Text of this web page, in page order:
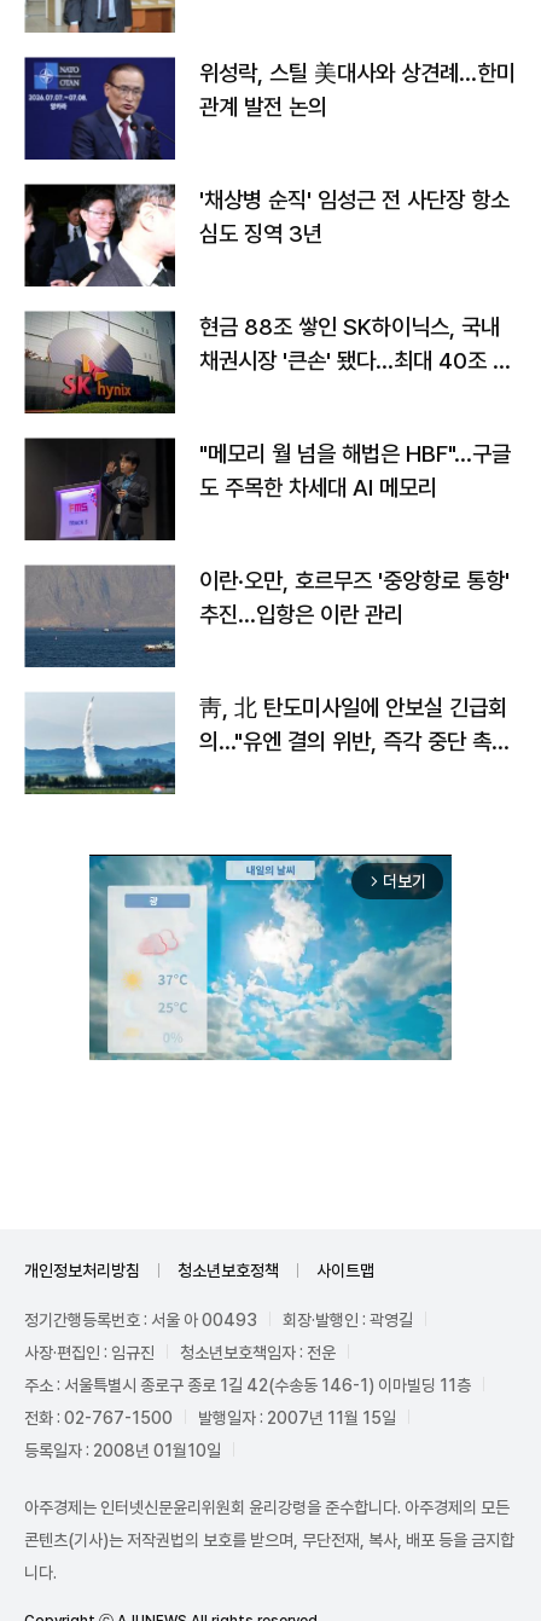
위성락, 스틸 美대사와 상견례…한미
관계 발전 논의
'채상병 순직' 임성근 전 사단장 항소
심도 징역 3년
현금 88조 쌓인 SK하이닉스, 국내
채권시장 '큰손' 됐다…최대 40조 투
"메모리 월 넘을 해법은 HBF"…구글
도 주목한 차세대 AI 메모리
이란·오만, 호르무즈 '중앙항로 통항'
추진…입항은 이란 관리
靑, 北 탄도미사일에 안보실 긴급회
의…"유엔 결의 위반, 즉각 중단 촉
arrow_forward_ios 더보기
개인정보처리방침 청소년보호정책 사이트맵
정기간행등록번호 : 서울 아 00493
회장·발행인 : 곽영길
사장·편집인 : 임규진
청소년보호책임자 : 전운
주소 : 서울특별시 종로구 종로 1길 42(수송동 146-1) 이마빌딩 11층
전화 : 02-767-1500
발행일자 : 2007년 11월 15일
등록일자 : 2008년 01월10일
아주경제는 인터넷신문윤리위원회 윤리강령을 준수합니다. 아주경제의 모든
콘텐츠(기사)는 저작권법의 보호를 받으며, 무단전재, 복사, 배포 등을 금지합
니다.